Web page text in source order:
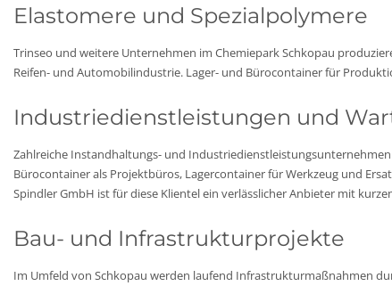
Elastomere und Spezialpolymere
Trinseo und weitere Unternehmen im Chemiepark Schkopau
Reifen- und Automobilindustrie. Lager- und Bürocontainer für
Industriedienstleistungen und
Zahlreiche Instandhaltungs- und
Bürocontainer als Projektbüros, Lagercontainer für Werkzeug und
Spindler GmbH ist für diese Klientel ein verlässlicher Anbieter mit
Bau- und Infrastrukturprojekte
Im Umfeld von Schkopau werden laufend Infrastrukturmaßnahmen